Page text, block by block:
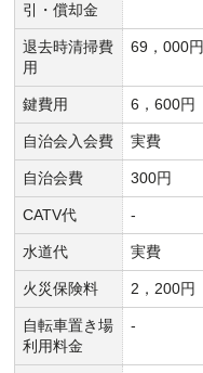
引・償却金
退去時清掃費
用
69，000円
鍵費用 6，600円
自治会入会費 実費
自治会費 300円
CATV代 -
水道代 実費
火災保険料 2，200円
自転車置き場
利用料金
-